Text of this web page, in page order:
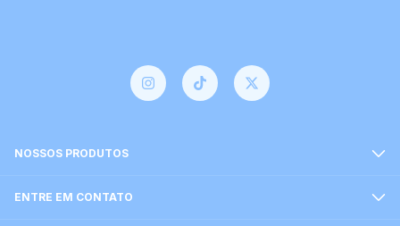
NOSSOS PRODUTOS
ENTRE EM CONTATO